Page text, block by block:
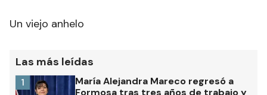
Un viejo anhelo
Las más leídas
María Alejandra Mareco regresó a
Formosa tras tres años de trabajo y
1